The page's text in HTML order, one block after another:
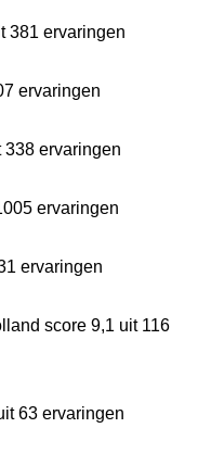
381 ervaringen
ervaringen
338 ervaringen
ervaringen
ervaringen
score 9,1 uit 116
63 ervaringen